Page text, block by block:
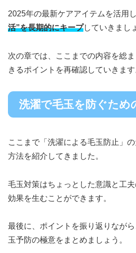
2025年の最新ケアアイテムを活用し
活”を長期的にキープしていきまし
次の章では、ここまでの内容を総
きるポイントを再確認していきます
洗濯で毛玉を防ぐため
ここまで「洗濯による毛玉防止」
方法を紹介してきました。
毛玉対策はちょっとした意識と工
効果を生むことができます。
最後に、ポイントを振り返りなが
玉予防の極意をまとめましょう。